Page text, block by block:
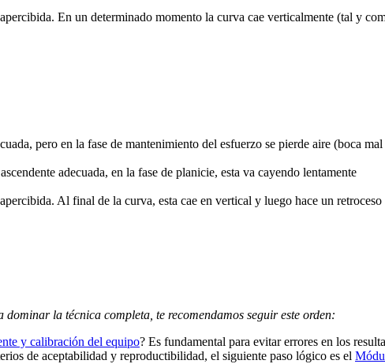
En un determinado momento la curva cae verticalmente (tal y
pero en la fase de mantenimiento del esfuerzo se pierde aire (boca
adecuada, en la fase de planicie, esta va cayendo lentamente
Al final de la curva, esta cae en vertical y luego hace un
la técnica completa, te recomendamos seguir este orden:
y calibración del equipo? Es fundamental para evitar errores en los
de aceptabilidad y reproductibilidad, el siguiente paso lógico es el